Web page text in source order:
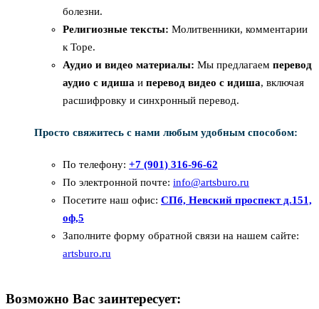
болезни.
Религиозные тексты: Молитвенники, комментарии
к Торе.
Аудио и видео материалы: Мы предлагаем перевод
аудио с идиша и перевод видео с идиша, включая
расшифровку и синхронный перевод.
Просто свяжитесь с нами любым удобным способом:
По телефону: +7 (901) 316-96-62
По электронной почте: info@artsburo.ru
Посетите наш офис: СПб, Невский проспект д.151,
оф,5
Заполните форму обратной связи на нашем сайте:
artsburo.ru
Возможно Вас заинтересует: